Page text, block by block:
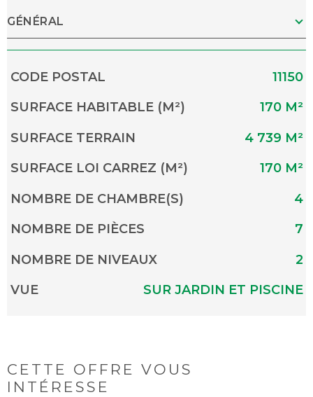
GÉNÉRAL
Caractérisque Valeurs
CODE POSTAL
11150
SURFACE HABITABLE (M²)
170 M²
SURFACE TERRAIN
4 739 M²
SURFACE LOI CARREZ (M²)
170 M²
NOMBRE DE CHAMBRE(S)
4
NOMBRE DE PIÈCES
7
NOMBRE DE NIVEAUX
2
VUE
SUR JARDIN ET PISCINE
CETTE OFFRE VOUS
INTÉRESSE